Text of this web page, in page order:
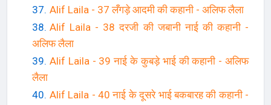
Alif Laila - 37 लँगड़े आदमी की कहानी - अलिफ लैला
Alif Laila - 38 दरजी की जबानी नाई की कहानी -
अलिफ लैला
Alif Laila - 39 नाई के कुबड़े भाई की कहानी - अलिफ
लैला
Alif Laila - 40 नाई के दूसरे भाई बकबारह की कहानी -